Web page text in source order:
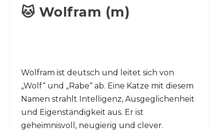
🐱 Wolfram (m)
Wolfram ist deutsch und leitet sich von
„Wolf“ und „Rabe“ ab. Eine Katze mit diesem
Namen strahlt Intelligenz, Ausgeglichenheit
und Eigenständigkeit aus. Er ist
geheimnisvoll, neugierig und clever.